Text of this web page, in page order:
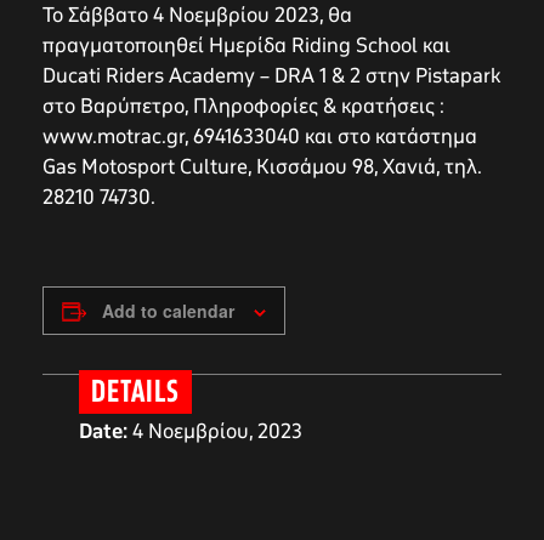
Το Σάββατο 4 Νοεμβρίου 2023, θα
πραγματοποιηθεί Ημερίδα Riding School και
Ducati Riders Academy – DRA 1 & 2 στην Pistapark
στο Βαρύπετρο, Πληροφορίες & κρατήσεις :
www.motrac.gr, 6941633040 και στο κατάστημα
Gas Motosport Culture, Κισσάμου 98, Χανιά, τηλ.
28210 74730.
Add to calendar
DETAILS
Date:4 Νοεμβρίου, 2023